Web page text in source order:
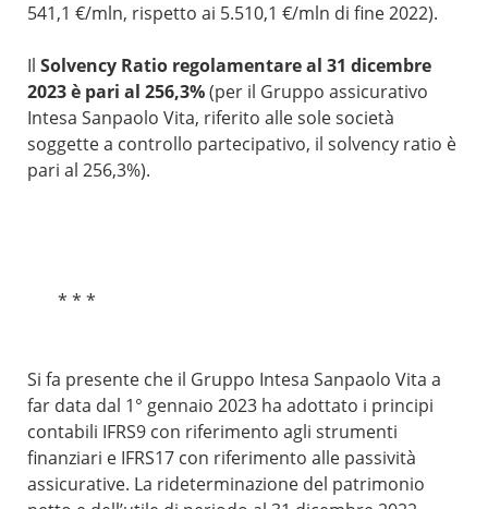
541,1 €/mln, rispetto ai 5.510,1 €/mln di fine 2022).
Il Solvency Ratio regolamentare al 31 dicembre
2023 è pari al 256,3%(per il Gruppo assicurativo
Intesa Sanpaolo Vita, riferito alle sole società
soggette a controllo partecipativo, il solvency ratio è
pari al 256,3%).
* * *
Si fa presente che il Gruppo Intesa Sanpaolo Vita a
far data dal 1° gennaio 2023 ha adottato i principi
contabili IFRS9 con riferimento agli strumenti
finanziari e IFRS17 con riferimento alle passività
assicurative. La rideterminazione del patrimonio